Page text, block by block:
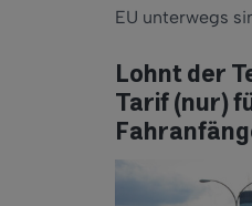
EU unterwegs
Lohnt der
Tarif (nur)